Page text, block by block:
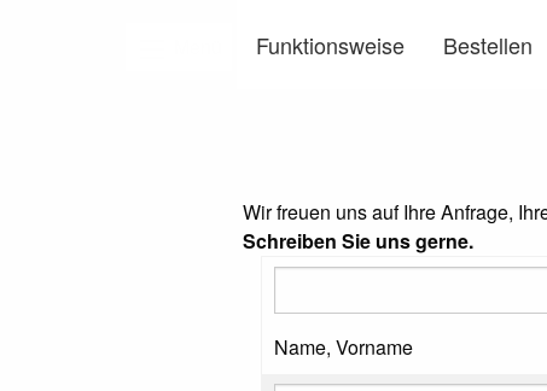
Funktionsweise Bestellen
Wir freuen uns auf Ihre Anfrage,
Schreiben Sie uns gerne.
Name, Vorname